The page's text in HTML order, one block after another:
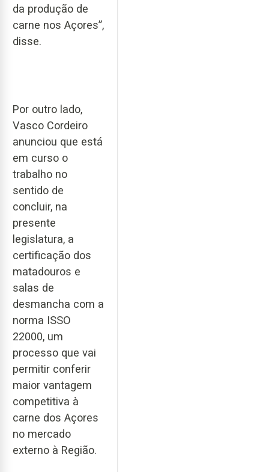
da produção de
carne nos Açores”,
disse.
Por outro lado,
Vasco Cordeiro
anunciou que está
em curso o
trabalho no
sentido de
concluir, na
presente
legislatura, a
certificação dos
matadouros e
salas de
desmancha com a
norma ISSO
22000, um
processo que vai
permitir conferir
maior vantagem
competitiva à
carne dos Açores
no mercado
externo à Região.